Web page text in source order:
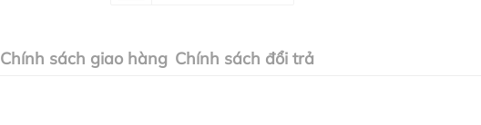
Chính sách giao hàng Chính sách đổi trả